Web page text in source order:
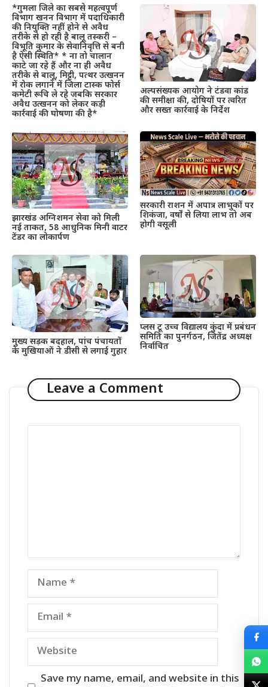
*गुमला जिले का सबसे महत्वपूर्ण
विभाग खनन विभाग में पदाधिकारी
की नियुक्ति नहीं होने से अवैध
तरीके से हो रही है बालू तस्करी –
विभूति कुमार के सेवानिवृत्ति से बनी
है ऐसी स्थिति* * ना तो चालान
काटे जा रहे हैं और ना ही अवैध
तरीके से बालू, मिट्टी, पत्थर उत्खनन
में रोक लगाने में जिला टास्क फोर्स
कमेटी रूचि ले रहे जबकि सरकार
अवैध उत्खनन को लेकर कड़ी
कार्रवाई की घोषणा की है*
अल्पसंख्यक आयोग ने टंडवा कांड
की समीक्षा की, दोषियों पर त्वरित
और सख्त कार्रवाई के निर्देश
झारखंड अग्निशमन सेवा को मिली
नई ताकत, 58 आधुनिक मिनी वाटर
टेंडर का लोकार्पण
सरकारी राशन में अपात्र लाभुकों पर
शिकंजा, वर्षों से लिया लाभ तो अब
होगी वसूली
मुख्य सड़क बदहाल, पांच पंचायतों
के मुखियाओं ने डीसी से लगाई गुहार
प्लस टू उच्च विद्यालय कुंदा में प्रबंधन
समिति का पुनर्गठन, जितेंद्र अध्यक्ष
निर्वाचित
Leave a Comment
Name
Email
Website
Save my name, email, and website in this